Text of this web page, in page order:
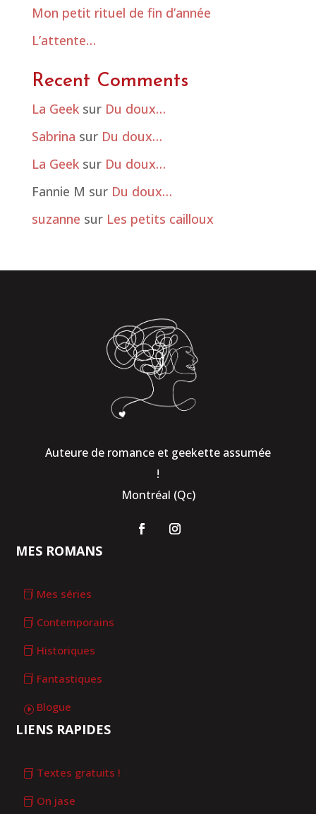
Mon petit rituel de fin d’année
L’attente…
Recent Comments
La Geeksur Du doux…
Sabrina sur Du doux…
La Geeksur Du doux…
Fannie M sur Du doux…
suzanne sur Les petits cailloux
MES ROMANS
Mes séries
Contemporains
Historiques
Fantastiques
Blogue
Auteure de romance et geekette assumée
!
Montréal (Qc)
LIENS RAPIDES
Textes gratuits !
On jase